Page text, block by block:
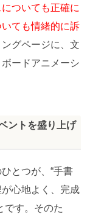
ついても正確に
ても情緒的に訴
グページに、文
ードアニメーシ
ントを盛り上げ
とつが、“手書
心地よく、完成
です。そのた